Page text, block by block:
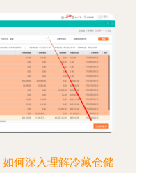
何深入理解冷藏仓储